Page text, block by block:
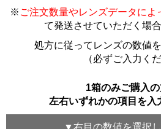
※ ご注文数量やレンズデータによ
て発送させていただく場
処方に従ってレンズの数値
（必ずご入力く
1箱のみご購入の
左右いずれかの項目を入
▼右目 の数値を選択